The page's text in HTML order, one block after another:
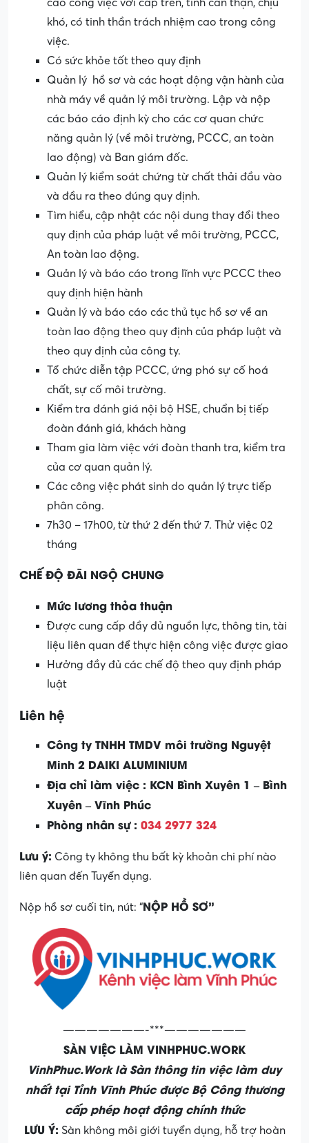
cáo công việc với cấp trên, tính cẩn thận, chịu
khó, có tinh thần trách nhiệm cao trong công
việc.
Có sức khỏe tốt theo quy định
Quản lý hồ sơ và các hoạt động vận hành của
nhà máy về quản lý môi trường. Lập và nộp
các báo cáo định kỳ cho các cơ quan chức
năng quản lý (về môi trường, PCCC, an toàn
lao động) và Ban giám đốc.
Quản lý kiểm soát chứng từ chất thải đầu vào
và đầu ra theo đúng quy định.
Tìm hiểu, cập nhật các nội dung thay đổi theo
quy định của pháp luật về môi trường, PCCC,
An toàn lao động.
Quản lý và báo cáo trong lĩnh vực PCCC theo
quy định hiện hành
Quản lý và báo cáo các thủ tục hồ sơ về an
toàn lao động theo quy định của pháp luật và
theo quy định của công ty.
Tổ chức diễn tập PCCC, ứng phó sự cố hoá
chất, sự cố môi trường.
Kiểm tra đánh giá nội bộ HSE, chuẩn bị tiếp
đoàn đánh giá, khách hàng
Tham gia làm việc với đoàn thanh tra, kiểm tra
của cơ quan quản lý.
Các công việc phát sinh do quản lý trực tiếp
phân công.
7h30 – 17h00, từ thứ 2 đến thứ 7. Thử việc 02
tháng
CHẾ ĐỘ ĐÃI NGỘ CHUNG
Mức lương thỏa thuận
Được cung cấp đầy đủ nguồn lực, thông tin, tài
liệu liên quan để thực hiện công việc được giao
Hưởng đầy đủ các chế độ theo quy định pháp
luật
Liên hệ
Công ty TNHH TMDV môi trường Nguyệt
Minh 2 DAIKI ALUMINIUM
Địa chỉ làm việc : KCN Bình Xuyên 1 – Bình
Xuyên – Vĩnh Phúc
Phòng nhân sự : 034 2977 324
Lưu ý: Công ty không thu bất kỳ khoản chi phí nào
liên quan đến Tuyển dụng.
Nộp hồ sơ cuối tin, nút: “NỘP HỒ SƠ”
———————-***———————
SÀN VIỆC LÀM VINHPHUC.WORK
VinhPhuc.Work là Sàn thông tin việc làm duy
nhất tại Tỉnh Vĩnh Phúc được Bộ Công thương
cấp phép hoạt động chính thức
LƯU Ý: Sàn không môi giới tuyển dụng, hỗ trợ hoàn